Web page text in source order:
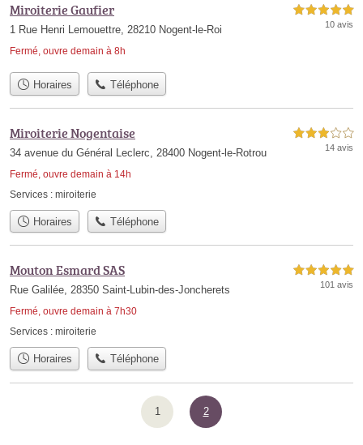
Miroiterie Gaufier
1 Rue Henri Lemouettre, 28210 Nogent-le-Roi
Fermé, ouvre demain à 8h
5,0 étoiles sur 5
10 avis
Horaires Téléphone
Miroiterie Nogentaise
34 avenue du Général Leclerc, 28400 Nogent-le-Rotrou
Fermé, ouvre demain à 14h
3,0 étoiles sur 5
14 avis
Services : miroiterie
Horaires Téléphone
Mouton Esmard SAS
Rue Galilée, 28350 Saint-Lubin-des-Joncherets
Fermé, ouvre demain à 7h30
5,0 étoiles sur 5
101 avis
Services : miroiterie
Horaires Téléphone
1 2